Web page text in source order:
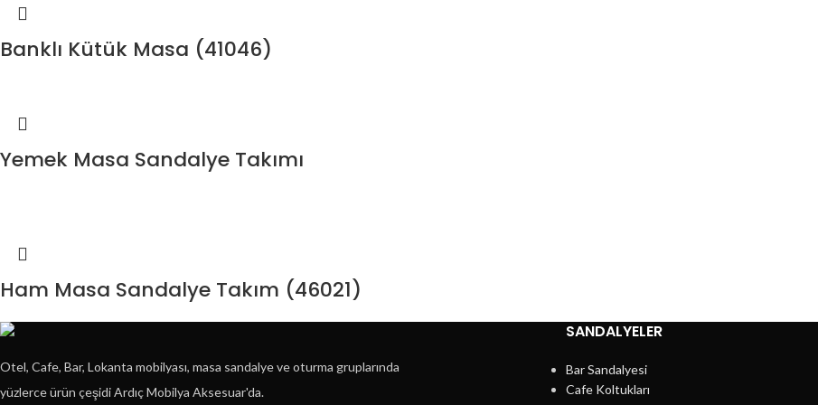
Banklı Kütük Masa (41046)
Yemek Masa Sandalye Takımı
Ham Masa Sandalye Takım (46021)
Otel, Cafe, Bar, Lokanta mobilyası, masa sandalye ve oturma gruplarında
yüzlerce ürün çeşidi Ardıç Mobilya Aksesuar'da.
SANDALYELER
Bar Sandalyesi
Cafe Koltukları